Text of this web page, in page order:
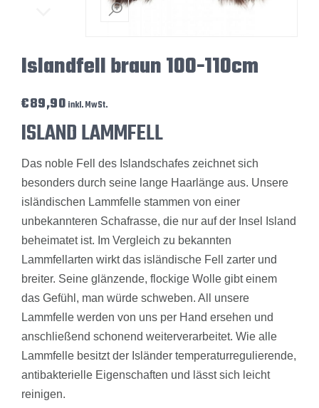
Islandfell braun 100-110cm
€89,90 inkl. MwSt.
ISLAND LAMMFELL
Das noble Fell des Islandschafes zeichnet sich
besonders durch seine lange Haarlänge aus. Unsere
isländischen Lammfelle stammen von einer
unbekannteren Schafrasse, die nur auf der Insel Island
beheimatet ist. Im Vergleich zu bekannten
Lammfellarten wirkt das isländische Fell zarter und
breiter. Seine glänzende, flockige Wolle gibt einem
das Gefühl, man würde schweben. All unsere
Lammfelle werden von uns per Hand ersehen und
anschließend schonend weiterverarbeitet. Wie alle
Lammfelle besitzt der Isländer temperaturregulierende,
antibakterielle Eigenschaften und lässt sich leicht
reinigen.